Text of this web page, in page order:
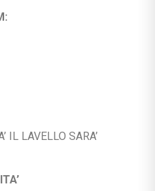
IL LAVELLO SARA’